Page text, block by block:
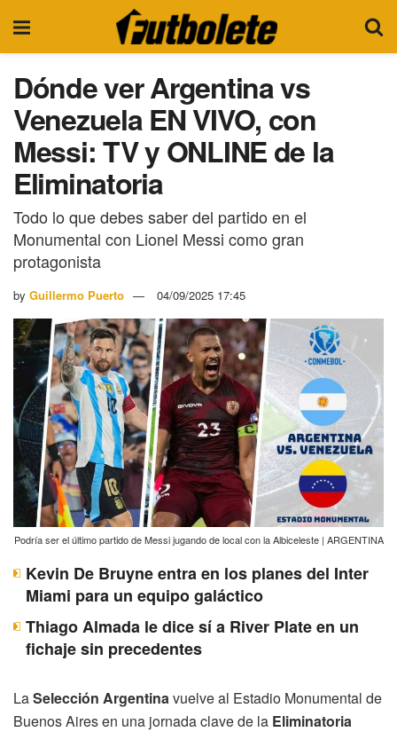
Dónde ver Argentina vs
Venezuela EN VIVO, con
Messi: TV y ONLINE de la
Eliminatoria
Todo lo que debes saber del partido en el
Monumental con Lionel Messi como gran
protagonista
by Guillermo Puerto 04/09/2025 17:45
Podría ser el último partido de Messi jugando de local con la Albiceleste | ARGENTINA
Kevin De Bruyne entra en los planes del Inter
Miami para un equipo galáctico
Thiago Almada le dice sí a River Plate en un
fichaje sin precedentes
LaSelección Argentinavuelve al Estadio Monumental de
Buenos Aires en una jornada clave de la Eliminatoria